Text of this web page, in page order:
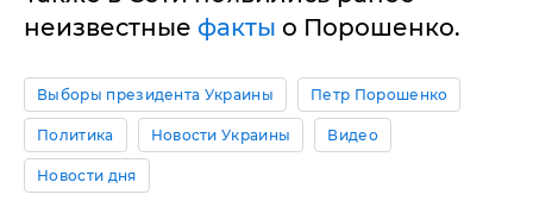
неизвестные факты о Порошенко.
Выборы президента Украины Петр Порошенко
Политика Новости Украины Видео
Новости дня